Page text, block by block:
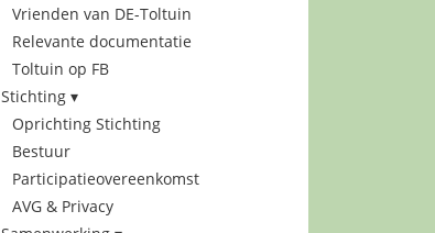
Vrienden van DE-Toltuin
Relevante documentatie
Toltuin op FB
Stichting
Oprichting Stichting
Bestuur
Participatieovereenkomst
AVG & Privacy